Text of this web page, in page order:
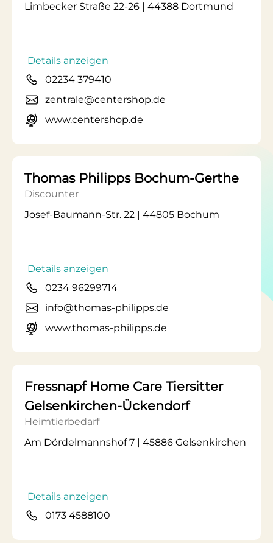
Limbecker Straße 22-26 | 44388 Dortmund
Details anzeigen
02234 379410
zentrale@centershop.de
www.centershop.de
Thomas Philipps Bochum-Gerthe
Discounter
Josef-Baumann-Str. 22 | 44805 Bochum
Details anzeigen
0234 96299714
info@thomas-philipps.de
www.thomas-philipps.de
Fressnapf Home Care Tiersitter
Gelsenkirchen-Ückendorf
Heimtierbedarf
Am Dördelmannshof 7 | 45886 Gelsenkirchen
Details anzeigen
0173 4588100